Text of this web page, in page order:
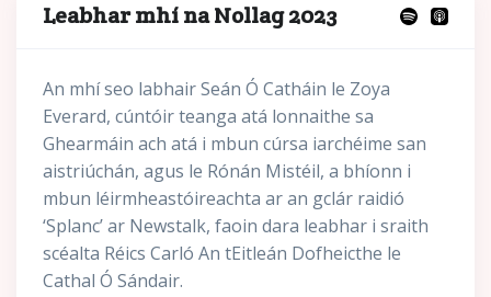
Leabhar mhí na Nollag 2023
An mhí seo labhair Seán Ó Catháin le Zoya
Everard, cúntóir teanga atá lonnaithe sa
Ghearmáin ach atá i mbun cúrsa iarchéime san
aistriúchán, agus le Rónán Mistéil, a bhíonn i
mbun léirmheastóireachta ar an gclár raidió
‘Splanc’ ar Newstalk, faoin dara leabhar i sraith
scéalta Réics Carló An tEitleán Dofheicthe le
Cathal Ó Sándair.